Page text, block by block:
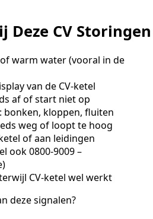
Deze CV Storingen
warm water (vooral in de
van de CV-ketel
af of start niet op
bonken, kloppen, fluiten
weg of loopt te hoog
of aan leidingen
ook 0800-9009 –
CV-ketel wel werkt
deze signalen?